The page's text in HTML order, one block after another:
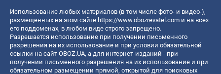
Использование любых материалов (в том числе фото- и видео-),
размещенных на этом сайте https://www.obozrevatel.com и на всех
его поддоменах, в любом виде строго запрещено.
Разрешается использование при получении письменного
разрешения на их использование и при условии обязательной
ссылки на сайт OBOZ.UA, а для интернет-изданий - при
получении письменного разрешения на их использование и при
обязательном размещении прямой, открытой для поисковых